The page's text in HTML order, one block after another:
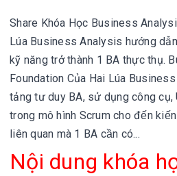
Share Khóa Học Business
Lúa Business Analysis hướng
kỹ năng trở thành 1 BA thực thụ.
Foundation Của Hai Lúa
tảng tư duy BA, sử dụng công cụ,
trong mô hình Scrum cho đến
liên quan mà 1 BA cần có...
Nội dung khóa